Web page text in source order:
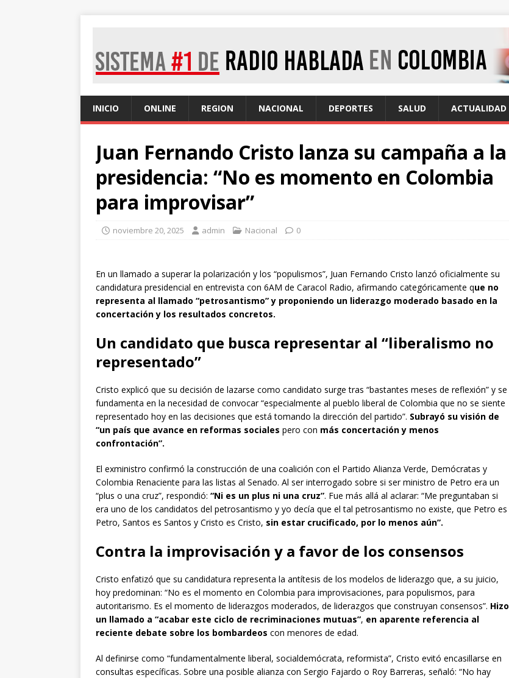
INICIO ONLINE REGION NACIONAL DEPORTES SALUD ACTUALIDAD
Juan Fernando Cristo lanza su campaña a la
presidencia: “No es momento en Colombia
para improvisar”
noviembre 20, 2025 admin Nacional 0
En un llamado a superar la polarización y los “populismos”, Juan Fernando Cristo lanzó oficialmente su
candidatura presidencial en entrevista con 6AM de Caracol Radio, afirmando categóricamente que no
representa al llamado “petrosantismo” y proponiendo un liderazgo moderado basado en la
concertación y los resultados concretos.
Un candidato que busca representar al “liberalismo no
representado”
Cristo explicó que su decisión de lazarse como candidato surge tras “bastantes meses de reflexión” y se
fundamenta en la necesidad de convocar “especialmente al pueblo liberal de Colombia que no se siente
representado hoy en las decisiones que está tomando la dirección del partido”. Subrayó su visión de
“un país que avance en reformas sociales pero con más concertación y menos
confrontación”.
El exministro confirmó la construcción de una coalición con el Partido Alianza Verde, Demócratas y
Colombia Renaciente para las listas al Senado. Al ser interrogado sobre si ser ministro de Petro era un
“plus o una cruz”, respondió: “Ni es un plus ni una cruz”. Fue más allá al aclarar: “Me preguntaban si
era uno de los candidatos del petrosantismo y yo decía que el tal petrosantismo no existe, que Petro es
Petro, Santos es Santos y Cristo es Cristo, sin estar crucificado, por lo menos aún”.
Contra la improvisación y a favor de los consensos
Cristo enfatizó que su candidatura representa la antítesis de los modelos de liderazgo que, a su juicio,
hoy predominan: “No es el momento en Colombia para improvisaciones, para populismos, para
autoritarismo. Es el momento de liderazgos moderados, de liderazgos que construyan consensos”. Hizo
un llamado a “acabar este ciclo de recriminaciones mutuas”, en aparente referencia al
reciente debate sobre los bombardeos con menores de edad.
Al definirse como “fundamentalmente liberal, socialdemócrata, reformista”, Cristo evitó encasillarse en
consultas específicas. Sobre una posible alianza con Sergio Fajardo o Roy Barreras, señaló: “No hay